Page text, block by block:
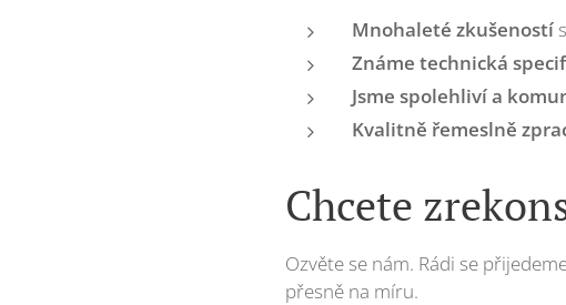
Mnohaleté zkušeností
Známe technická
Jsme spolehliví a
Kvalitně řemeslně
Chcete
Ozvěte se nám. Rádi se
přesně na míru.